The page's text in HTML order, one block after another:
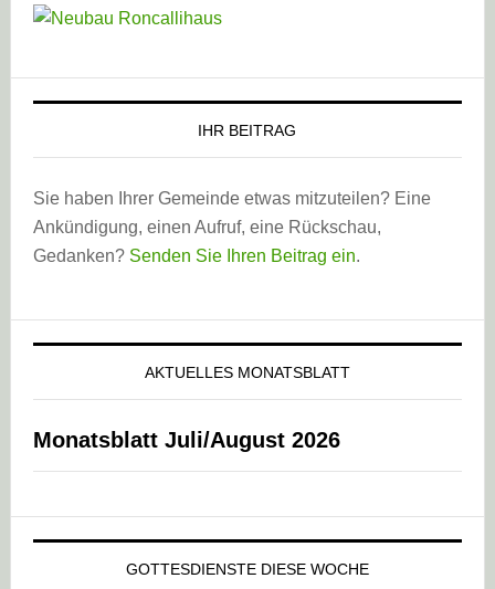
IHR BEITRAG
Sie haben Ihrer Gemeinde etwas mitzuteilen? Eine
Ankündigung, einen Aufruf, eine Rückschau,
Gedanken? Senden Sie Ihren Beitrag ein.
AKTUELLES MONATSBLATT
Monatsblatt Juli/August 2026
GOTTESDIENSTE DIESE WOCHE